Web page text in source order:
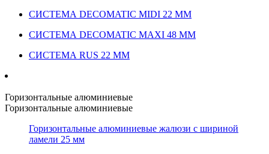
СИСТЕМА DECOMATIC MIDI 22 ММ
СИСТЕМА DECOMATIC MAXI 48 ММ
СИСТЕМА RUS 22 ММ
Горизонтальные алюминиевые
Горизонтальные алюминиевые
Горизонтальные алюминиевые жалюзи с шириной
ламели 25 мм